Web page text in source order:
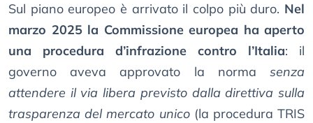
Sul piano europeo è arrivato il colpo più duro. Nel
marzo 2025 la Commissione europea ha aperto
una procedura d’infrazione contro l’Italia: il
governo aveva approvato la norma senza
attendere il via libera previsto dalla direttiva sulla
trasparenza del mercato unico(la procedura TRIS